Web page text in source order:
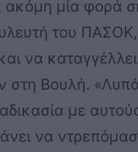
ακόμη μία φορά
του
να
Βουλή.
με
να